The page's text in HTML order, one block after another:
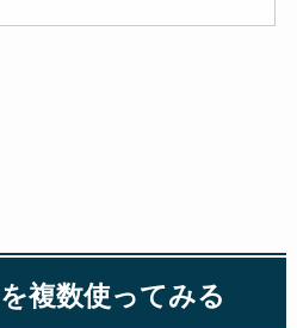
複数使ってみる